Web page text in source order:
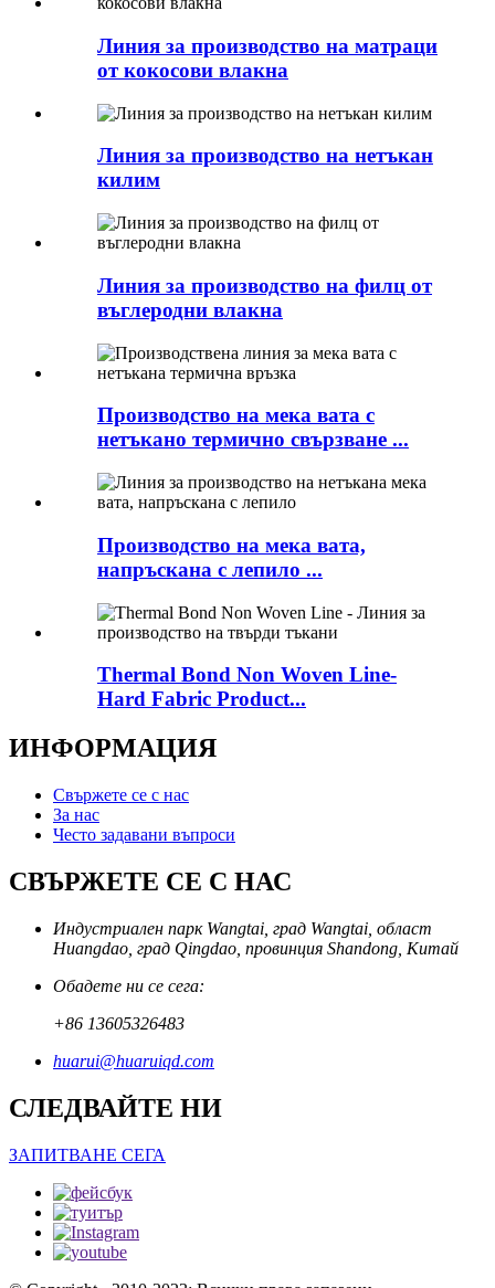
Линия за производство на матраци
от кокосови влакна
Линия за производство на нетъкан
килим
Линия за производство на филц от
въглеродни влакна
Производство на мека вата с
нетъкано термично свързване ...
Производство на мека вата,
напръскана с лепило ...
Thermal Bond Non Woven Line-
Hard Fabric Product...
ИНФОРМАЦИЯ
Свържете се с нас
За нас
Често задавани въпроси
СВЪРЖЕТЕ СЕ С НАС
Индустриален парк Wangtai, град Wangtai, област
Huangdao, град Qingdao, провинция Shandong, Китай
Обадете ни се сега:
+86 13605326483
huarui@huaruiqd.com
СЛЕДВАЙТЕ НИ
ЗАПИТВАНЕ СЕГА